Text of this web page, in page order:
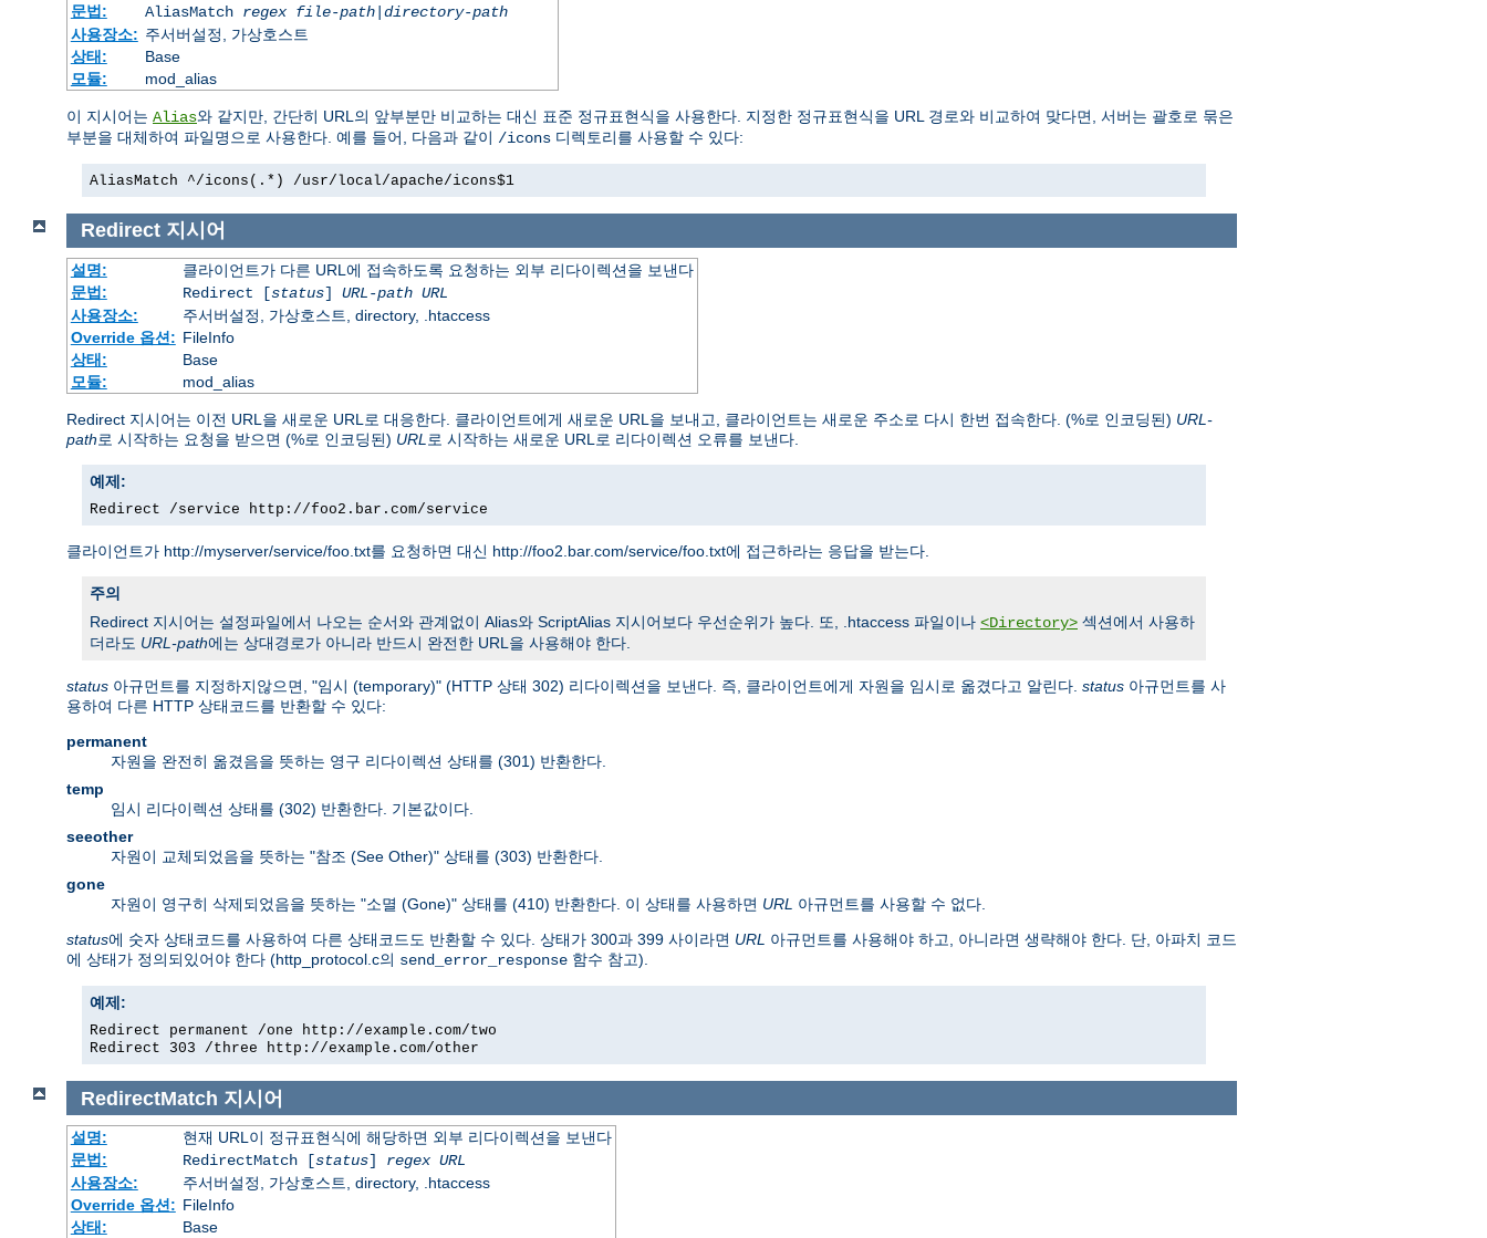
문법:
AliasMatch regex file-path| directory-path
사용장소: 주서버설정, 가상호스트
상태:
Base
모듈:
mod_alias
이 지시어는 Alias와 같지만, 간단히 URL의 앞부분만 비교하는 대신 표준 정규표현식을 사용한다. 지정한 정규표현식을 URL 경로와 비교하여 맞다면, 서버는 괄호로 묶은
부분을 대체하여 파일명으로 사용한다. 예를 들어, 다음과 같이 /icons 디렉토리를 사용할 수 있다:
AliasMatch ^/icons(.*) /usr/local/apache/icons$1
Redirect 지시어
설명:
클라이언트가 다른 URL에 접속하도록 요청하는 외부 리다이렉션을 보낸다
문법:
Redirect [status] URL-path URL
사용장소:
주서버설정, 가상호스트, directory, .htaccess
Override 옵션: FileInfo
상태:
Base
모듈:
mod_alias
Redirect 지시어는 이전 URL을 새로운 URL로 대응한다. 클라이언트에게 새로운 URL을 보내고, 클라이언트는 새로운 주소로 다시 한번 접속한다. (%로 인코딩된) URL-
path로 시작하는 요청을 받으면 (%로 인코딩된) URL 로 시작하는 새로운 URL로 리다이렉션 오류를 보낸다.
예제:
Redirect /service http://foo2.bar.com/service
클라이언트가 http://myserver/service/foo.txt를 요청하면 대신 http://foo2.bar.com/service/foo.txt에 접근하라는 응답을 받는다.
주의
Redirect 지시어는 설정파일에서 나오는 순서와 관계없이 Alias와 ScriptAlias 지시어보다 우선순위가 높다. 또, .htaccess 파일이나 <Directory> 섹션에서 사용하
더라도 URL-path에는 상대경로가 아니라 반드시 완전한 URL을 사용해야 한다.
status 아규먼트를 지정하지않으면, "임시 (temporary)" (HTTP 상태 302) 리다이렉션을 보낸다. 즉, 클라이언트에게 자원을 임시로 옮겼다고 알린다. status 아규먼트를 사
용하여 다른 HTTP 상태코드를 반환할 수 있다:
permanent
자원을 완전히 옮겼음을 뜻하는 영구 리다이렉션 상태를 (301) 반환한다.
temp
임시 리다이렉션 상태를 (302) 반환한다. 기본값이다.
seeother
자원이 교체되었음을 뜻하는 "참조 (See Other)" 상태를 (303) 반환한다.
gone
자원이 영구히 삭제되었음을 뜻하는 "소멸 (Gone)" 상태를 (410) 반환한다. 이 상태를 사용하면 URL 아규먼트를 사용할 수 없다.
status에 숫자 상태코드를 사용하여 다른 상태코드도 반환할 수 있다. 상태가 300과 399 사이라면 URL 아규먼트를 사용해야 하고, 아니라면 생략해야 한다. 단, 아파치 코드
에 상태가 정의되있어야 한다 (http_protocol.c의 send_error_response 함수 참고).
예제:
Redirect permanent /one http://example.com/two
Redirect 303 /three http://example.com/other
RedirectMatch 지시어
설명:
현재 URL이 정규표현식에 해당하면 외부 리다이렉션을 보낸다
문법:
RedirectMatch [status] regex URL
사용장소:
주서버설정, 가상호스트, directory, .htaccess
Override 옵션: FileInfo
상태:
Base